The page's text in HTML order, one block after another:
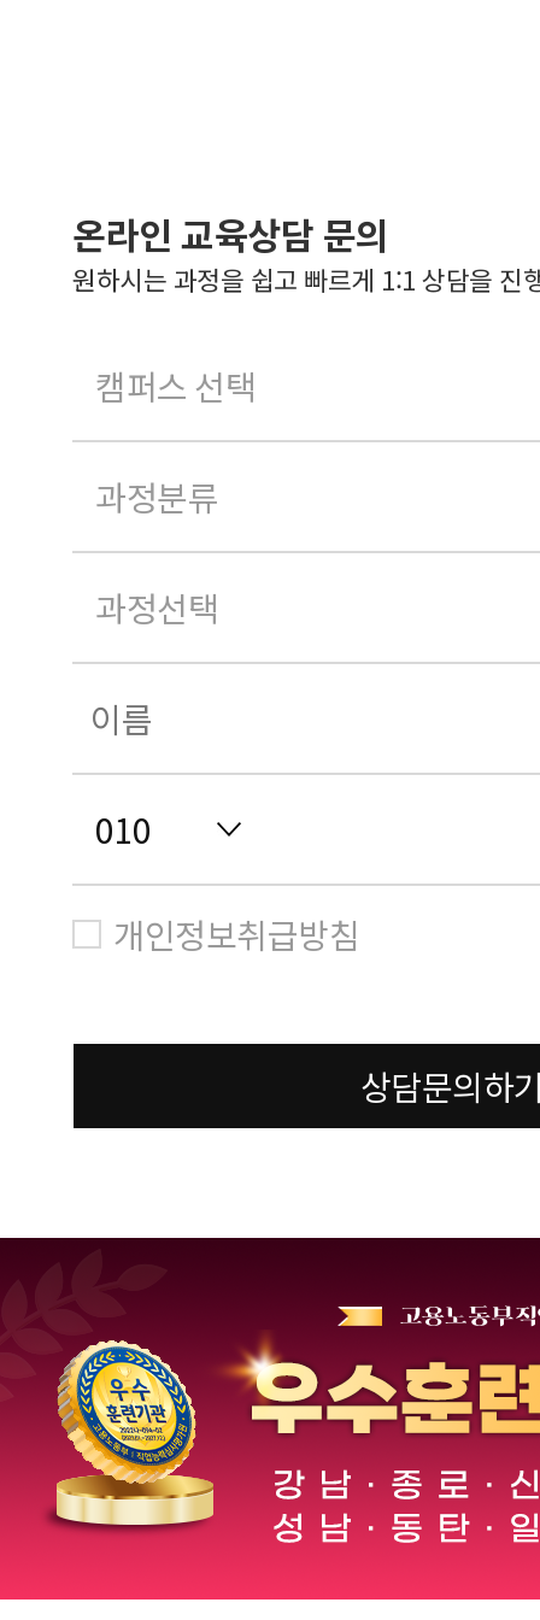
온라인 교육상담 문의
원하시는 과정을 쉽고 빠르게 1:1 상담을 진
개인정보취급방침
상담문의하